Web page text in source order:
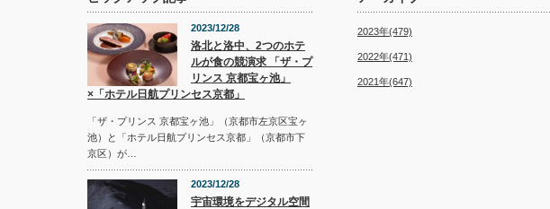
2023/12/28
洛北と洛中、2つのホテ
ルが食の競演求 「ザ・プ
リンス 京都宝ヶ池」
×「ホテル日航プリンセス京都」
「ザ・プリンス 京都宝ヶ池」（京都市左京区宝ヶ
池）と「ホテル日航プリンセス京都」（京都市下
京区）が…
2023/12/28
宇宙環境をデジタル空間
2023年(479)
2022年(471)
2021年(647)